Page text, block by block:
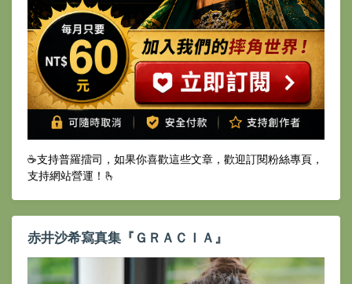
☕️支持普羅擂司，如果你喜歡這些文章，歡迎訂閱粉絲專頁，
支持網站營運！🫰
赤井沙希寫真集『ＧＲＡＣＩＡ』